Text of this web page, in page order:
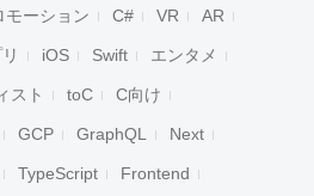
モーション C# VR AR
iOS Swift エンタメ
スト toC C向け
GCP GraphQL Next
TypeScript Frontend